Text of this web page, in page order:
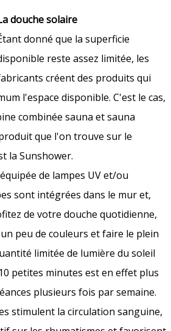
douche solaire
donné que la superficie
reste assez limitée, les
créent des produits qui
l'espace disponible. C'est le cas,
combinée sauna et sauna
que l'on trouve sur le
la Sunshower.
de lampes UV et/ou
sont intégrées dans le mur et,
de votre douche quotidienne,
peu de couleurs et faire le plein
limitée de lumière du soleil
petites minutes est en effet plus
plusieurs fois par semaine.
stimulent la circulation sanguine,